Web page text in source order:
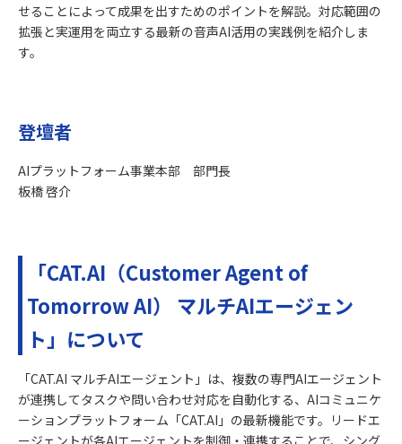
せることによって成果を出すためのポイントを解説。対応範囲の
拡張と実運用を両立する最新の音声AI活用の実践例を紹介しま
す。
登壇者
AIプラットフォーム事業本部 部門長
板橋 啓介
「CAT.AI（Customer Agent of
Tomorrow AI） マルチAIエージェン
ト」について
「CAT.AI マルチAIエージェント」は、複数の専門AIエージェント
が連携してタスクや問い合わせ対応を自動化する、AIコミュニケ
ーションプラットフォーム「CAT.AI」の最新機能です。リードエ
ージェントが各AIエージェントを制御・連携することで、シング